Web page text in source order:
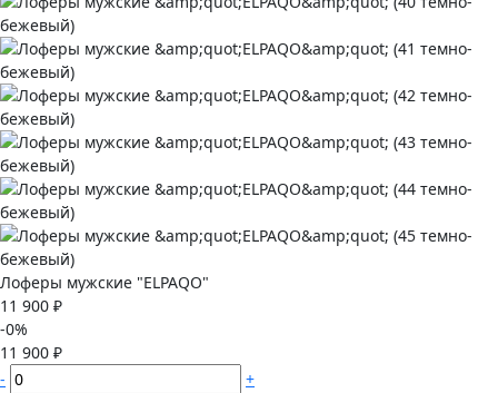
Лоферы мужские "ELPAQO"
11 900 ₽
-0%
11 900 ₽
-
+